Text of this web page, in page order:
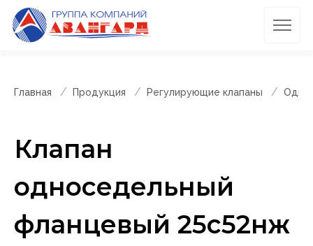
Главная Продукция Регулирующие клапаны
Клапан
односедельный
фланцевый 25с52нж